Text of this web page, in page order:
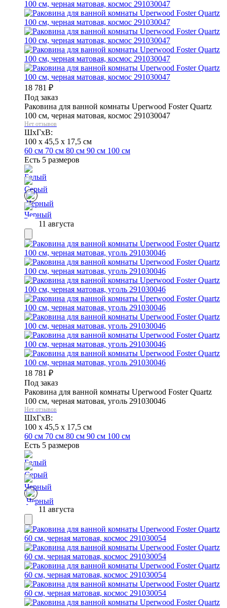
18 781 ₽
Под заказ
Раковина для ванной комнаты Uperwood Foster Quartz
100 см, черная матовая, космос 291030047
Нет отзывов
ШхГхВ:
100 x 45,5 x 17,5 см
60 см 70 см 80 см 90 см 100 см
Есть 5 размеров
11 августа
18 781 ₽
Под заказ
Раковина для ванной комнаты Uperwood Foster Quartz
100 см, черная матовая, уголь 291030046
Нет отзывов
ШхГхВ:
100 x 45,5 x 17,5 см
60 см 70 см 80 см 90 см 100 см
Есть 5 размеров
11 августа